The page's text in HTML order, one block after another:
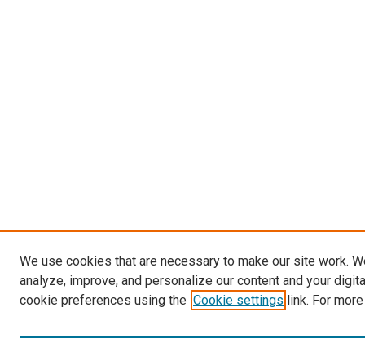
We use cookies that are necessary to make our site work.
analyze, improve, and personalize our content and your
cookie preferences using the Cookie settings link. For